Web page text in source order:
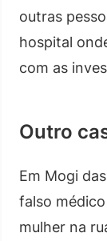
outras
hospital
com as
Outro
Em Mogi
falso
mulher na